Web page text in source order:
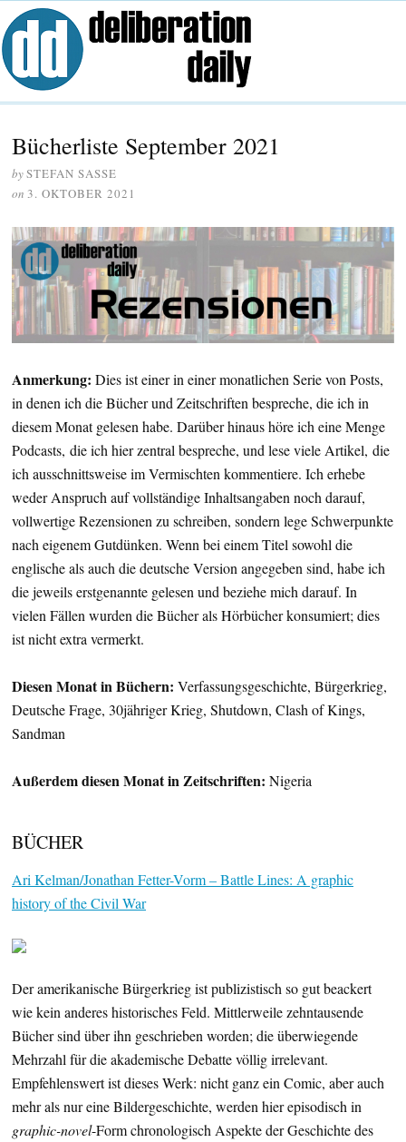
Bücherliste September 2021
bySTEFAN SASSE
on 3. OKTOBER 2021
Anmerkung: Dies ist einer in einer monatlichen Serie von Posts,
in denen ich die Bücher und Zeitschriften bespreche, die ich in
diesem Monat gelesen habe. Darüber hinaus höre ich eine Menge
Podcasts, die ich hier zentral bespreche, und lese viele Artikel, die
ich ausschnittsweise im Vermischten kommentiere. Ich erhebe
weder Anspruch auf vollständige Inhaltsangaben noch darauf,
vollwertige Rezensionen zu schreiben, sondern lege Schwerpunkte
nach eigenem Gutdünken. Wenn bei einem Titel sowohl die
englische als auch die deutsche Version angegeben sind, habe ich
die jeweils erstgenannte gelesen und beziehe mich darauf. In
vielen Fällen wurden die Bücher als Hörbücher konsumiert; dies
ist nicht extra vermerkt.
Diesen Monat in Büchern: Verfassungsgeschichte, Bürgerkrieg,
Deutsche Frage, 30jähriger Krieg, Shutdown, Clash of Kings,
Sandman
Außerdem diesen Monat in Zeitschriften: Nigeria
BÜCHER
Ari Kelman/Jonathan Fetter-Vorm – Battle Lines: A graphic
history of the Civil War
Der amerikanische Bürgerkrieg ist publizistisch so gut beackert
wie kein anderes historisches Feld. Mittlerweile zehntausende
Bücher sind über ihn geschrieben worden; die überwiegende
Mehrzahl für die akademische Debatte völlig irrelevant.
Empfehlenswert ist dieses Werk: nicht ganz ein Comic, aber auch
mehr als nur eine Bildergeschichte, werden hier episodisch in
graphic-novel-Form chronologisch Aspekte der Geschichte des